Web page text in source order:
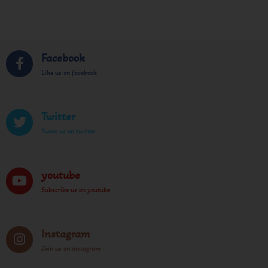
Facebook
Like us on facebook
Twitter
Tweet us on twitter
youtube
Subscribe us on youtube
Instagram
Join us on instagram